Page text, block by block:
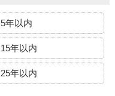
5年以内
15年以内
25年以内